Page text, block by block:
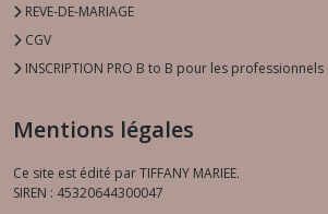
REVE-DE-MARIAGE
CGV
INSCRIPTION PRO B to B pour les professionnels
Mentions légales
Ce site est édité par TIFFANY MARIEE.
SIREN : 45320644300047